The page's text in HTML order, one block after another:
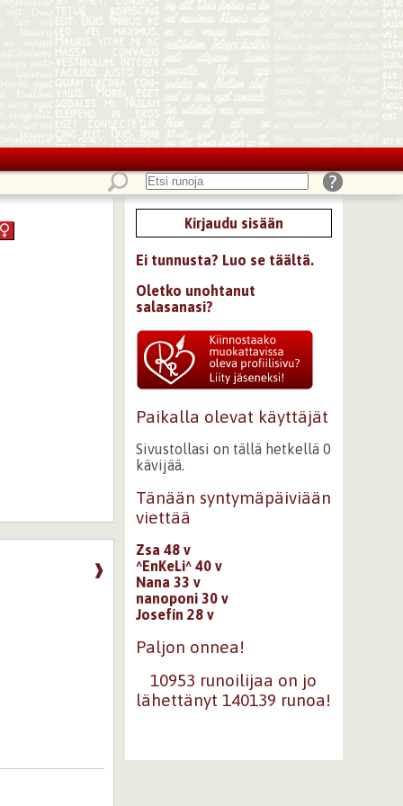
❱
Kirjaudu sisään
Ei tunnusta? Luo se täältä.
Oletko unohtanut
salasanasi?
Paikalla olevat käyttäjät
Sivustollasi on tällä hetkellä 0
kävijää.
Tänään syntymäpäiviään
viettää
Zsa 48 v
^EnKeLi^ 40 v
Nana 33 v
nanoponi 30 v
Josefín 28 v
Paljon onnea!
10953 runoilijaa on jo
lähettänyt 140139 runoa!